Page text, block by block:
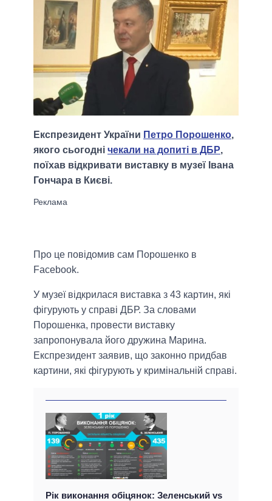
Експрезидент України Петро Порошенко,
якого сьогодні чекали на допиті в ДБР,
поїхав відкривати виставку в музеї Івана
Гончара в Києві.
Про це повідомив сам Порошенко в
Facebook.
У музеї відкрилася виставка з 43 картин, які
фігурують у справі ДБР. За словами
Порошенка, провести виставку
запропонувала його дружина Марина.
Експрезидент заявив, що законно придбав
картини, які фігурують у кримінальній справі.
Рік виконання обіцянок: Зеленський vs